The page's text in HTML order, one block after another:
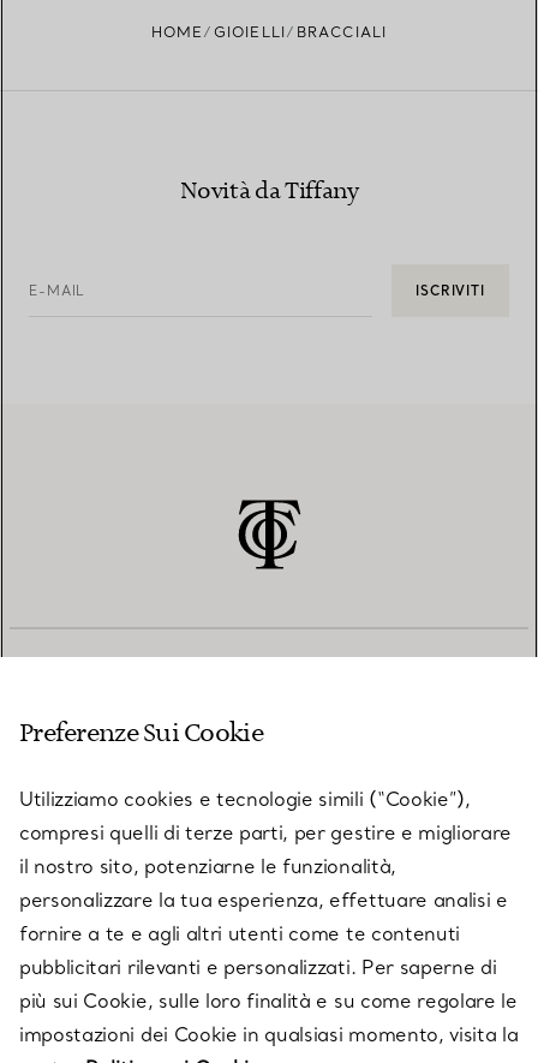
HOME GIOIELLI BRACCIALI
Novità da Tiffany
E-MAIL ISCRIVITI
SU TIFFANY & CO.
LEGALE
Preferenze Sui Cookie
Utilizziamo cookies e tecnologie simili (“Cookie”),
compresi quelli di terze parti, per gestire e migliorare
il nostro sito, potenziarne le funzionalità,
personalizzare la tua esperienza, effettuare analisi e
fornire a te e agli altri utenti come te contenuti
pubblicitari rilevanti e personalizzati. Per saperne di
più sui Cookie, sulle loro finalità e su come regolare le
impostazioni dei Cookie in qualsiasi momento, visita la